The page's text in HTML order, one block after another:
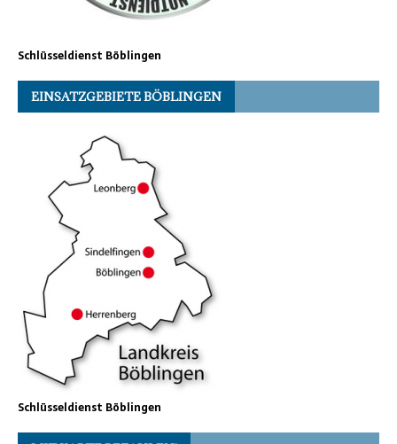
Schlüsseldienst Böblingen
EINSATZGEBIETE BÖBLINGEN
Schlüsseldienst Böblingen